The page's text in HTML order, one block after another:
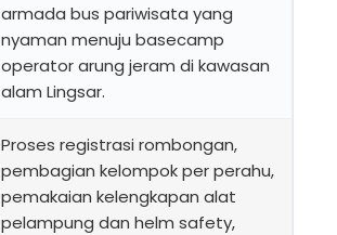
armada bus pariwisata yang
nyaman menuju basecamp
operator arung jeram di kawasan
alam Lingsar.
Proses registrasi rombongan,
pembagian kelompok per perahu,
pemakaian kelengkapan alat
pelampung dan helm safety,